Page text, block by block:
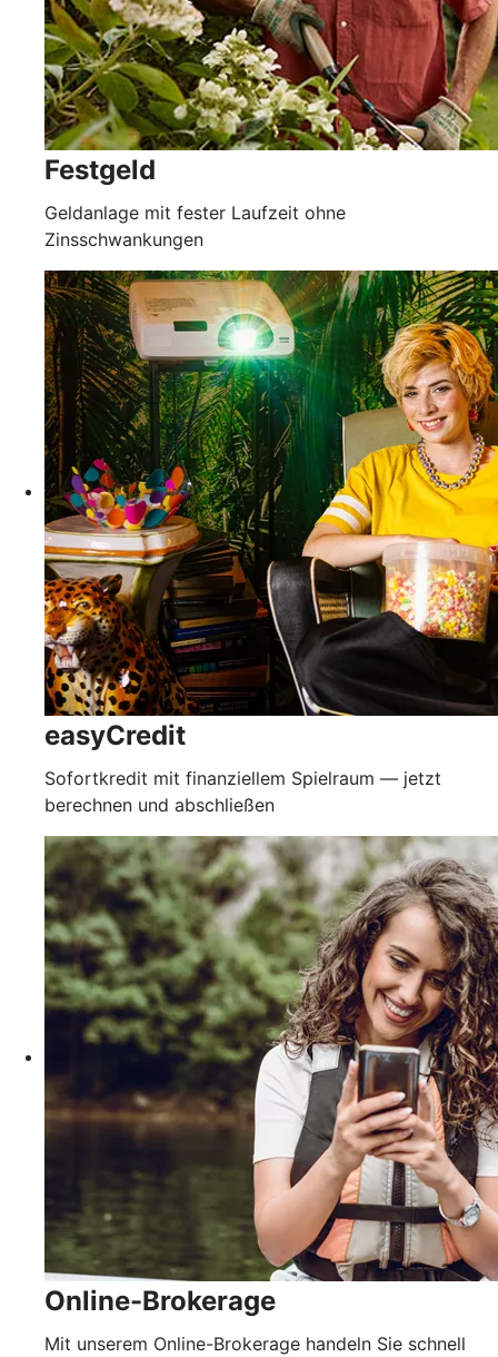
Festgeld
Geldanlage mit fester Laufzeit ohne
Zinsschwankungen
easyCredit
Sofortkredit mit finanziellem Spielraum — jetzt
berechnen und abschließen
Online-Brokerage
Mit unserem Online-Brokerage handeln Sie schnell